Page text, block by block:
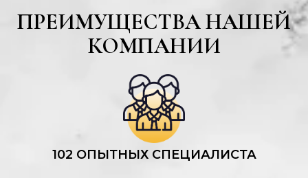
ПРЕИМУЩЕСТВА НАШЕЙ
КОМПАНИИ
102 ОПЫТНЫХ СПЕЦИАЛИСТА